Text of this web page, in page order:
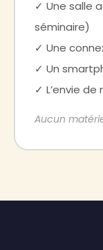
✓ Une salle
séminaire)
✓ Une
✓ Un
✓ L’envie de
Aucun